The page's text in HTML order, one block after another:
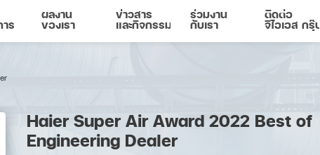
ร
ผลงาน
ของเรา
ข่าวสาร
และกิจกรรม
ร่วมงาน
กับเรา
ติดต่อ
จีไอเอส กรุ๊ป
Haier Super Air Award 2022 Best of
Engineering Dealer